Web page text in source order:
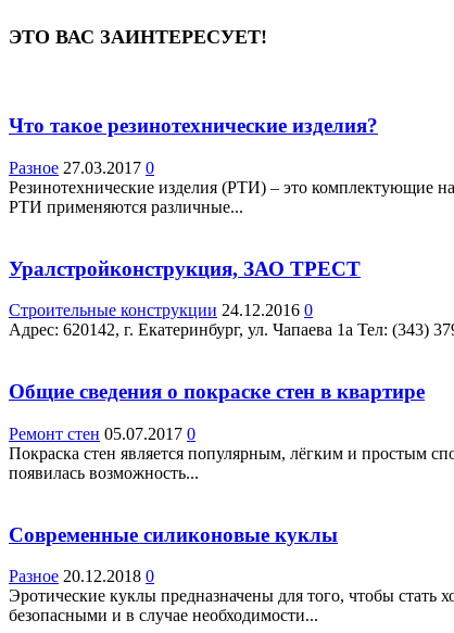
ЭТО ВАС ЗАИНТЕРЕСУЕТ!
Что такое резинотехнические изделия?
Разное 27.03.2017 0
Резинотехнические изделия (РТИ) – это комплектующие
РТИ применяются различные...
Уралстройконструкция, ЗАО ТРЕСТ
Строительные конструкции 24.12.2016 0
Адрес: 620142, г. Екатеринбург, ул. Чапаева 1а Teл:
Общие сведения о покраске стен в квартире
Ремонт стен 05.07.2017 0
Покраска стен является популярным, лёгким и простым
появилась возможность...
Современные силиконовые куклы
Разное 20.12.2018 0
Эротические куклы предназначены для того, чтобы
безопасными и в случае необходимости...